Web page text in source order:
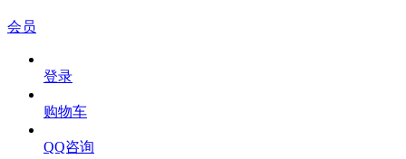
会员
登录
购物车
QQ咨询